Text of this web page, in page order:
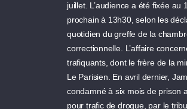
juillet. L’audience a été fixée au
prochain à 13h30, selon les
quotidien du greffe de la
correctionnelle. L’affaire
trafiquants, dont le frère de la
Le Parisien. En avril dernier,
condamné à six mois de prison
pour trafic de drogue, par le